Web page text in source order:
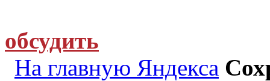
обсудить
На главную Яндекса